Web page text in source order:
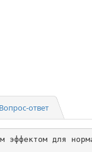
Вопрос-ответ
эффектом для